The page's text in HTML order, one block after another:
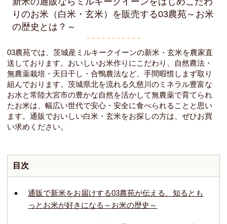
りのお米（白米・玄米）を販売する03農苑～お米
の歴史とは？～
03農苑では、茨城産ミルキークイーンの新米・玄米を農家直
送しております。おいしいお米作りにこだわり、自然農法・
無農薬栽培・天日干し・合鴨農法など、手間暇惜しまず取り
組んでおります。茨城県北を流れる久慈川のミネラル豊富な
お水と常陸大宮市の豊かな自然を活かして無農薬で育てられ
たお米は、幅広い世代で安心・安全に食べられることと思い
ます。通販でおいしい白米・玄米をお探しの方は、ぜひお買
い求めください。
目次
通販で新米をお届けする03農苑が伝える、知るとも
っとお米が好きになる～お米の歴史～